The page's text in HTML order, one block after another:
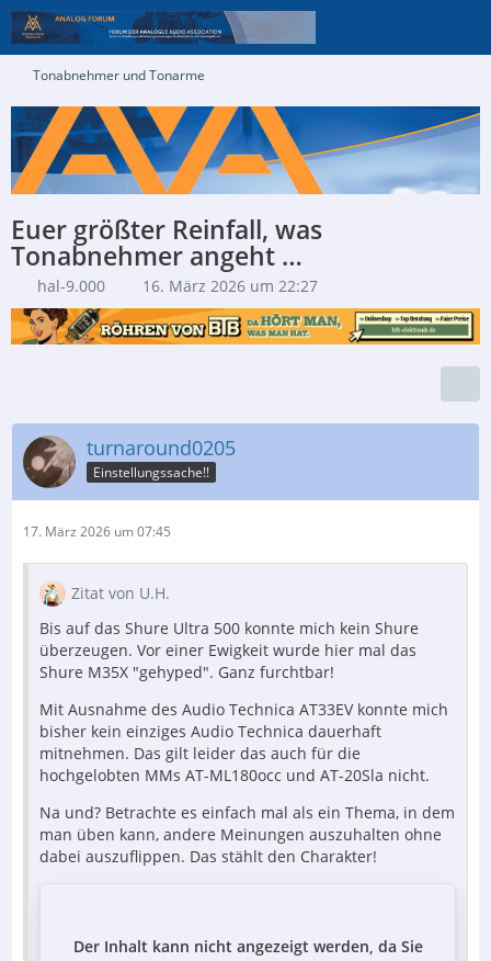
Tonabnehmer und Tonarme
Euer größter Reinfall, was
Tonabnehmer angeht …
hal-9.000 16. März 2026 um 22:27
turnaround0205
Einstellungssache!!
17. März 2026 um 07:45
Zitat von U.H.
Bis auf das Shure Ultra 500 konnte mich kein Shure
überzeugen. Vor einer Ewigkeit wurde hier mal das
Shure M35X "gehyped". Ganz furchtbar!
Mit Ausnahme des Audio Technica AT33EV konnte mich
bisher kein einziges Audio Technica dauerhaft
mitnehmen. Das gilt leider das auch für die
hochgelobten MMs AT-ML180occ und AT-20Sla nicht.
Na und? Betrachte es einfach mal als ein Thema, in dem
man üben kann, andere Meinungen auszuhalten ohne
dabei auszuflippen. Das stählt den Charakter!
Der Inhalt kann nicht angezeigt werden, da Sie